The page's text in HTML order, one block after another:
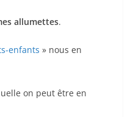
allumettes.
enfants » nous en
on peut être en